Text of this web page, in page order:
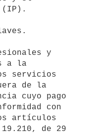
(IP).
y
a la
de la
con
de 29